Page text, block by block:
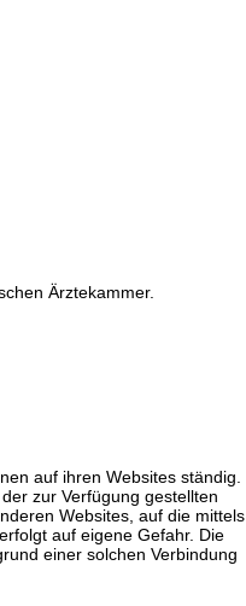
Ärztekammer.
auf ihren Websites ständig.
zur Verfügung gestellten
Websites, auf die mittels
auf eigene Gefahr. Die
einer solchen Verbindung